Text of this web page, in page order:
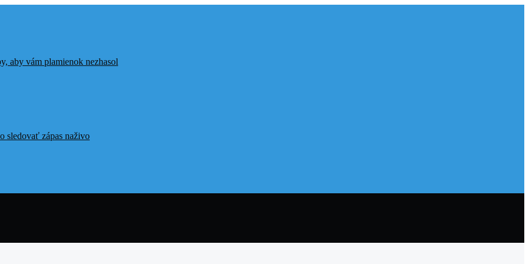
aby vám plamienok nezhasol
sledovať zápas naživo